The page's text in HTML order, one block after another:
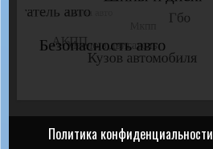
Политика конфиденциальности